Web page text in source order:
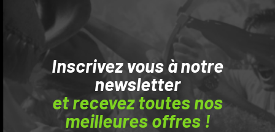
Inscrivez vous à notre
newsletter
et recevez toutes nos
meilleures offres !